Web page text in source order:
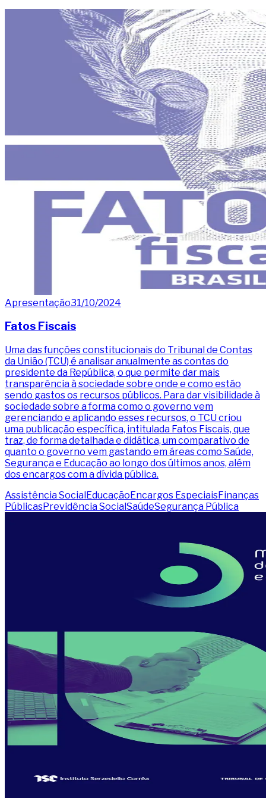
Apresentação31/10/2024
Fatos Fiscais
Uma das funções constitucionais do Tribunal de Contas
da União (TCU) é analisar anualmente as contas do
presidente da República, o que permite dar mais
transparência à sociedade sobre onde e como estão
sendo gastos os recursos públicos. Para dar visibilidade à
sociedade sobre a forma como o governo vem
gerenciando e aplicando esses recursos, o TCU criou
uma publicação específica, intitulada Fatos Fiscais, que
traz, de forma detalhada e didática, um comparativo de
quanto o governo vem gastando em áreas como Saúde,
Segurança e Educação ao longo dos últimos anos, além
dos encargos com a dívida pública.
Assistência SocialEducaçãoEncargos EspeciaisFinanças
PúblicasPrevidência SocialSaúdeSegurança Pública